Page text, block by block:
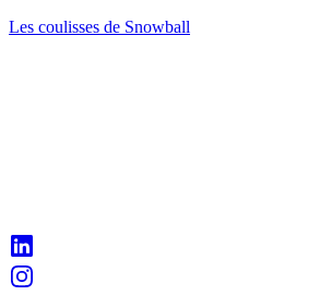
Les coulisses de Snowball